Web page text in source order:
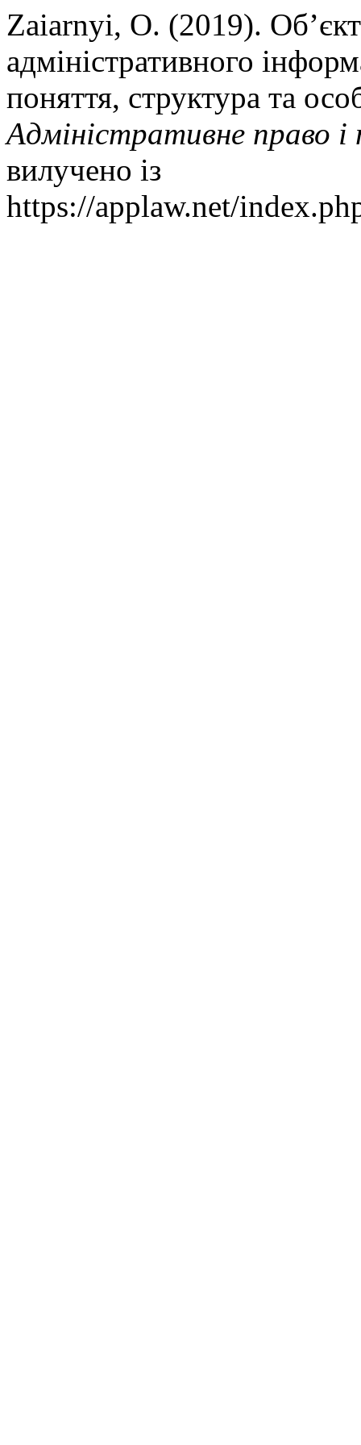
Zaiarnyi, O. (2019).
адміністративного
поняття, структура та
Адміністративне право і
вилучено із
https://applaw.net/